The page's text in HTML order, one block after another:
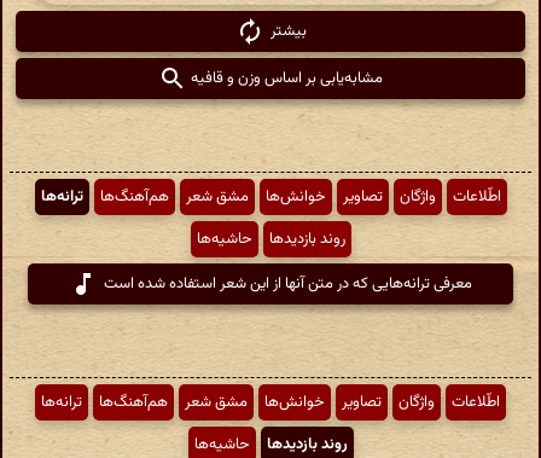
بیشتر
مشابه‌یابی بر اساس وزن و قافیه
اطّلاعات واژگان تصاویر خوانش‌ها مشق شعر هم‌آهنگ‌ها
ترانه‌ها
روند بازدیدها
حاشیه‌ها
معرفی ترانه‌هایی که در متن آنها از این شعر استفاده شده است
اطّلاعات واژگان تصاویر خوانش‌ها مشق شعر هم‌آهنگ‌ها
ترانه‌ها
روند بازدیدها
حاشیه‌ها